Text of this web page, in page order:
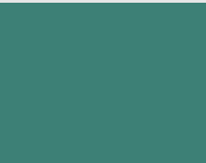
de la présence dans le